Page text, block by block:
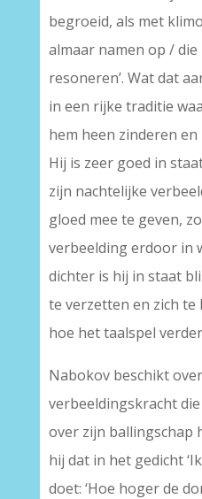
begroeid, als met
almaar namen op /
resoneren’. Wat dat
in een rijke traditie
hem heen zinderen
Hij is zeer goed in
zijn nachtelijke
gloed mee te geven,
verbeelding erdoor in
dichter is hij in staat
te verzetten en zich
hoe het taalspel
Nabokov beschikt
verbeeldingskracht
over zijn ballingschap
hij dat in het gedicht
doet: ‘Hoe hoger de